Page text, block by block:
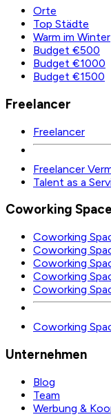
Orte
Top Städte
Warm im Winter
Budget €500
Budget €1000
Budget €1500
Freelancer
Freelancer
Freelancer
Talent as a
Coworking
Coworking
Coworking
Coworking
Coworking
Coworking
Coworking
Unternehmen
Blog
Team
Werbung &